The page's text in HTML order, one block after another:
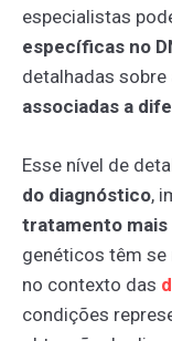
especialistas
específicas no
detalhadas sobre
associadas a
Esse nível de
do diagnóstico,
tratamento
genéticos têm
no contexto das
condições